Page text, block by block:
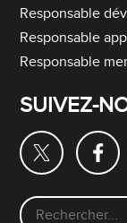
Responsable
Responsable
Responsable
SUIVEZ-